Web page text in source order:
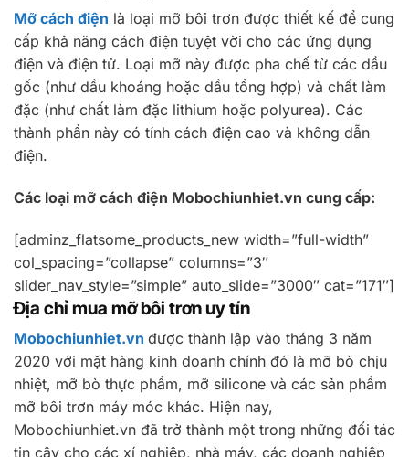
Mỡ cách điện là loại mỡ bôi trơn được thiết kế để cung
cấp khả năng cách điện tuyệt vời cho các ứng dụng
điện và điện tử. Loại mỡ này được pha chế từ các dầu
gốc (như dầu khoáng hoặc dầu tổng hợp) và chất làm
đặc (như chất làm đặc lithium hoặc polyurea). Các
thành phần này có tính cách điện cao và không dẫn
điện.
Các loại mỡ cách điện Mobochiunhiet.vn cung cấp:
[adminz_flatsome_products_new width=”full-width”
col_spacing=”collapse” columns=”3″
slider_nav_style=”simple” auto_slide=”3000″ cat=”171″]
Địa chỉ mua mỡ bôi trơn uy tín
Mobochiunhiet.vn được thành lập vào tháng 3 năm
2020 với mặt hàng kinh doanh chính đó là mỡ bò chịu
nhiệt, mỡ bò thực phẩm, mỡ silicone và các sản phẩm
mỡ bôi trơn máy móc khác. Hiện nay,
Mobochiunhiet.vn đã trở thành một trong những đối tác
tin cậy cho các xí nghiệp, nhà máy, các doanh nghiệp